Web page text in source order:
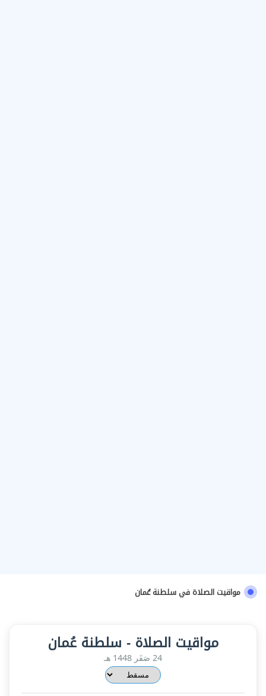
مواقيت الصلاة في سلطنة عُمان
مواقيت الصلاة - سلطنة عُمان
24 صَفَر 1448 هـ